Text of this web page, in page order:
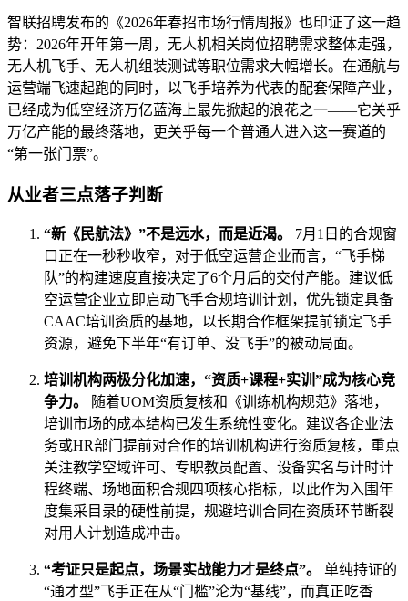
智联招聘发布的《2026年春招市场行情周报》也印证了这一趋
势：2026年开年第一周，无人机相关岗位招聘需求整体走强，
无人机飞手、无人机组装测试等职位需求大幅增长。在通航与
运营端飞速起跑的同时，以飞手培养为代表的配套保障产业，
已经成为低空经济万亿蓝海上最先掀起的浪花之一——它关乎
万亿产能的最终落地，更关乎每一个普通人进入这一赛道的
“第一张门票”。
从业者三点落子判断
“新《民航法》”不是远水，而是近渴。
7月1日的合规窗
口正在一秒秒收窄，对于低空运营企业而言，“飞手梯
队”的构建速度直接决定了6个月后的交付产能。建议低
空运营企业立即启动飞手合规培训计划，优先锁定具备
CAAC培训资质的基地，以长期合作框架提前锁定飞手
资源，避免下半年“有订单、没飞手”的被动局面。
培训机构两极分化加速，“资质+课程+实训”成为核心竞
争力。
随着UOM资质复核和《训练机构规范》落地，
培训市场的成本结构已发生系统性变化。建议各企业法
务或HR部门提前对合作的培训机构进行资质复核，重点
关注教学空域许可、专职教员配置、设备实名与计时计
程终端、场地面积合规四项核心指标，以此作为入围年
度集采目录的硬性前提，规避培训合同在资质环节断裂
对用人计划造成冲击。
“考证只是起点，场景实战能力才是终点”。
单纯持证的
“通才型”飞手正在从“门槛”沦为“基线”，而真正吃香